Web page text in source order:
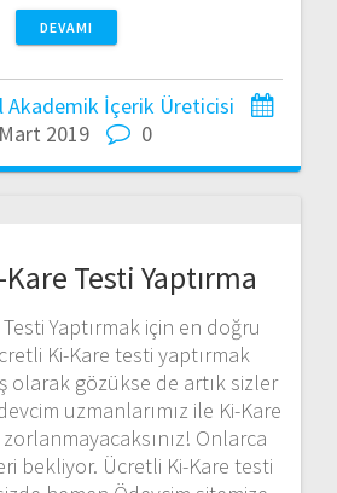
DEVAMI
Akademik İçerik Üreticisi
2019
0
Testi Yaptırma
Yaptırmak için en doğru
Ki-Kare testi yaptırmak
olarak gözükse de artık sizler
uzmanlarımız ile Ki-Kare
Onlarca
bekliyor. Ücretli Ki-Kare testi